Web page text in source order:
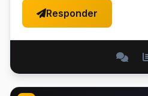
Responder